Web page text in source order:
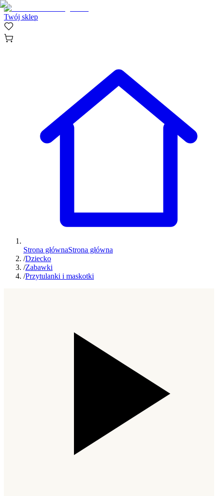
Twój sklep
Strona głównaStrona główna
/Dziecko
/Zabawki
/Przytulanki i maskotki